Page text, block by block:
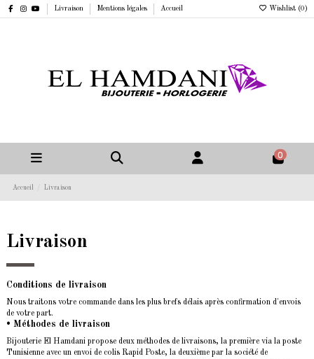
Livraison Mentions légales Accueil Wishlist (0 )
0
Accueil Livraison
Livraison
Conditions de livraison
Nous traitons votre commande dans les plus brefs délais après confirmation d'envois
de votre part.
• Méthodes de livraison
Bijouterie El Hamdani propose deux méthodes de livraisons, la première via la poste
Tunisienne avec un envoi de colis Rapid Poste, la deuxième par la société de